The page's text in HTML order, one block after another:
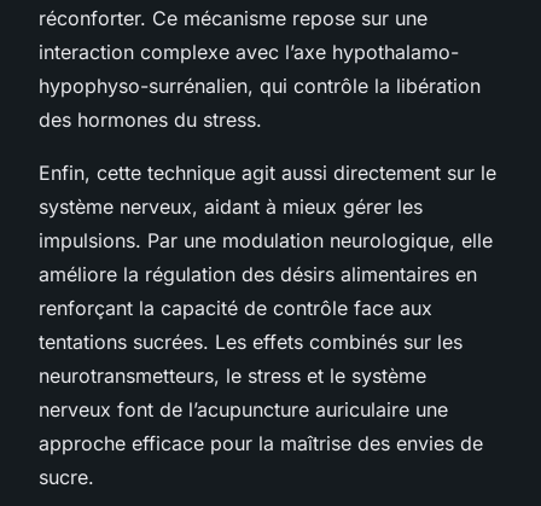
réconforter. Ce mécanisme repose sur une
interaction complexe avec l’axe hypothalamo-
hypophyso-surrénalien, qui contrôle la libération
des hormones du stress.
Enfin, cette technique agit aussi directement sur le
système nerveux, aidant à mieux gérer les
impulsions. Par une modulation neurologique, elle
améliore la régulation des désirs alimentaires en
renforçant la capacité de contrôle face aux
tentations sucrées. Les effets combinés sur les
neurotransmetteurs, le stress et le système
nerveux font de l’acupuncture auriculaire une
approche efficace pour la maîtrise des envies de
sucre.